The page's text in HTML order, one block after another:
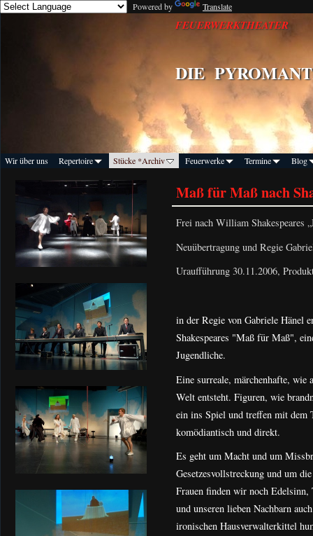
Powered by Translate
DIE
FEUERWERKTHEATER
Wir über uns Repertoire Stücke *Archiv Feuerwerke Termine Blog
Maß für Maß nach
Frei nach William Shakespeares
Neuübertragung und Regie
Uraufführung 30.11.2006,
in der Regie von Gabriele Hänel
Shakespeares "Maß für Maß",
Jugendliche.
Eine surreale, märchenhafte, wie
Welt entsteht. Figuren, wie
ein ins Spiel und treffen mit dem
komödiantisch und direkt.
Es geht um Macht und um
Gesetzesvollstreckung und um
Frauen finden wir noch
und unseren lieben Nachbarn
ironischen Hausverwalterkittel